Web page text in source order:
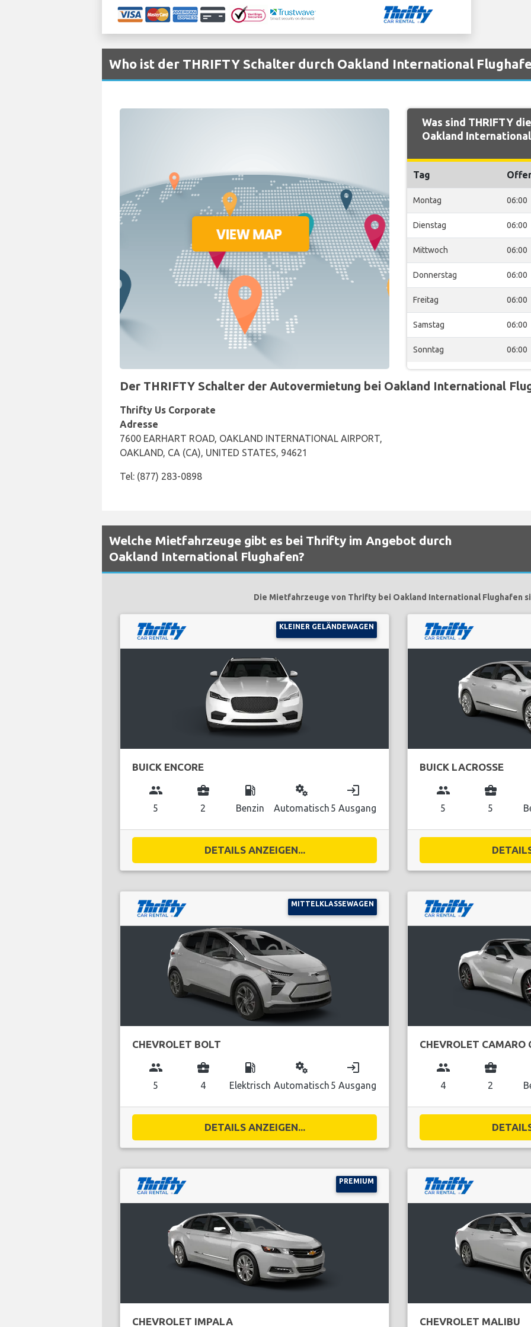
Who ist der THRIFTY Schalter durch Oakland International
Was sind THRIFTY
Oakland
Tag
Montag 06:00
Dienstag 06:00
Mittwoch 06:00
Donnerstag 06:00
Freitag 06:00
Samstag 06:00
Sonntag 06:00
Der THRIFTY Schalter der Autovermietung bei Oakland International
Thrifty Us Corporate
Adresse
7600 EARHART ROAD, OAKLAND INTERNATIONAL AIRPORT,
OAKLAND, CA (CA), UNITED STATES, 94621
Tel: (877) 283-0898
Welche Mietfahrzeuge gibt es bei Thrifty im Angebot durch
Oakland International Flughafen?
Die Mietfahrzeuge von Thrifty bei Oakland International Flughafen
KLEINER GELÄNDEWAGEN
BUICK ENCORE
group
5
business_center
2
local_gas_station
Benzin
miscellaneous_services
Automatisch
login
5 Ausgang
DETAILS ANZEIGEN...
BUICK LACROSSE
group
5
business_center
5
MITTELKLASSEWAGEN
CHEVROLET BOLT
group
5
business_center
4
local_gas_station
Elektrisch
miscellaneous_services
Automatisch
login
5 Ausgang
DETAILS ANZEIGEN...
CHEVROLET CAMARO
group
4
business_center
2
PREMIUM
CHEVROLET IMPALA CHEVROLET MALIBU